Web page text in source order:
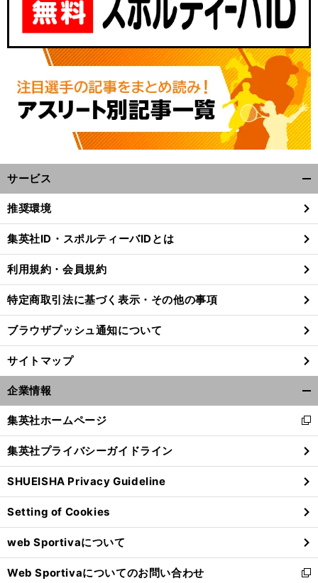
サービス
閉
る
推奨環境
集英社ID・スポルティーバIDとは
利用規約・会員規約
特定商取引法に基づく表示・その他の事項
ブラウザプッシュ通知について
サイトマップ
企業情報
閉
る
集英社ホームページ
新
し
い
ウ
ィ
ン
ド
ウ
で
開
く
集英社プライバシーガイドライン
SHUEISHA Privacy Guideline
Setting of Cookies
web Sportivaについて
Web Sportivaについてのお問い合わせ
新